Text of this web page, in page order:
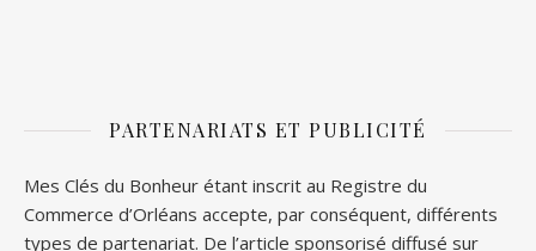
PARTENARIATS ET PUBLICITÉ
Mes Clés du Bonheur étant inscrit au Registre du
Commerce d’Orléans accepte, par conséquent, différents
types de partenariat. De l’article sponsorisé diffusé sur